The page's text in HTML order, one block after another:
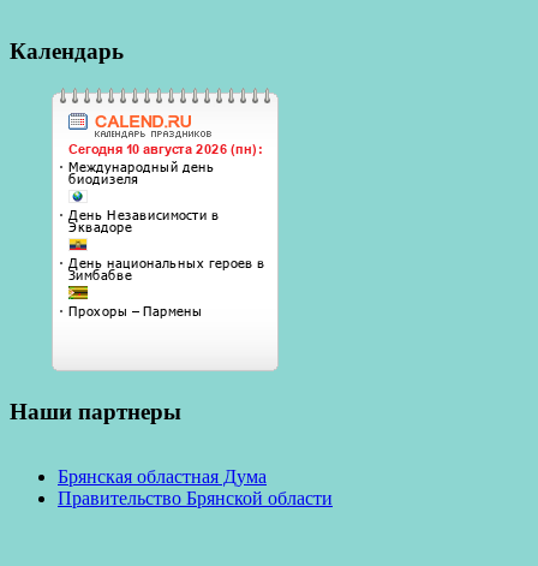
Календарь
Наши партнеры
Брянская областная Дума
Правительство Брянской области